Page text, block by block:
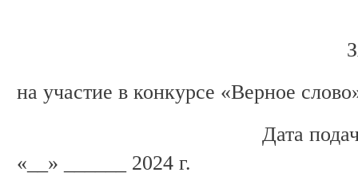
ЗАЯВКА-
на участие в конкурсе «Верное
Дата
«__» ______ 2024 г.